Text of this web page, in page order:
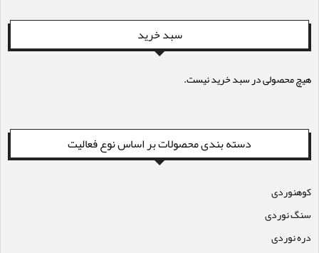
سبد خرید
هیچ محصولی در سبد خرید نیست.
دسته بندی محصولات بر اساس نوع فعالیت
کوهنوردی
سنگ نوردی
دره نوردی